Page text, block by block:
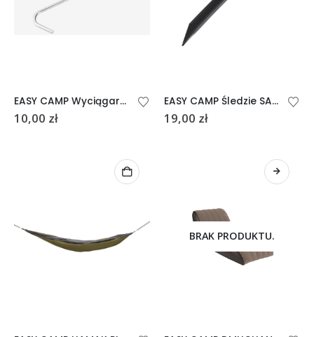
EASY CAMP Wyciągarka do śledzi PEG
10,00 zł
EASY CAMP Śledzie SAND 6 sztuk
19,00 zł
BRAK PRODUKTU.